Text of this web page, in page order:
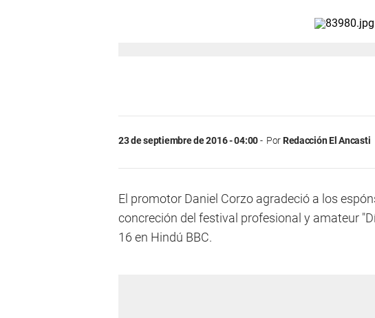
23 de septiembre de 2016 - 04:00 PorRedacción El Ancasti
El promotor Daniel Corzo agradeció a los
concreción del festival profesional y amateur
16 en Hindú BBC.